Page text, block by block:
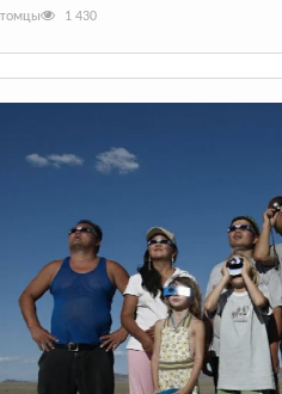
1 430